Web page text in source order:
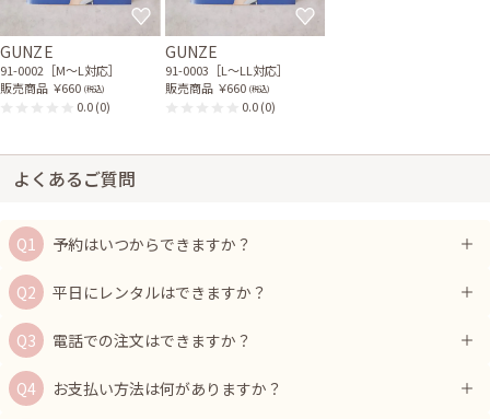
GUNZE
91-0002［M〜L対応］
販売商品 ￥660 (税込)
0.0(0)
GUNZE
91-0003［L〜LL対応］
販売商品 ￥660 (税込)
0.0(0)
よくあるご質問
予約はいつからできますか？
平日にレンタルはできますか？
電話での注文はできますか？
お支払い方法は何がありますか？